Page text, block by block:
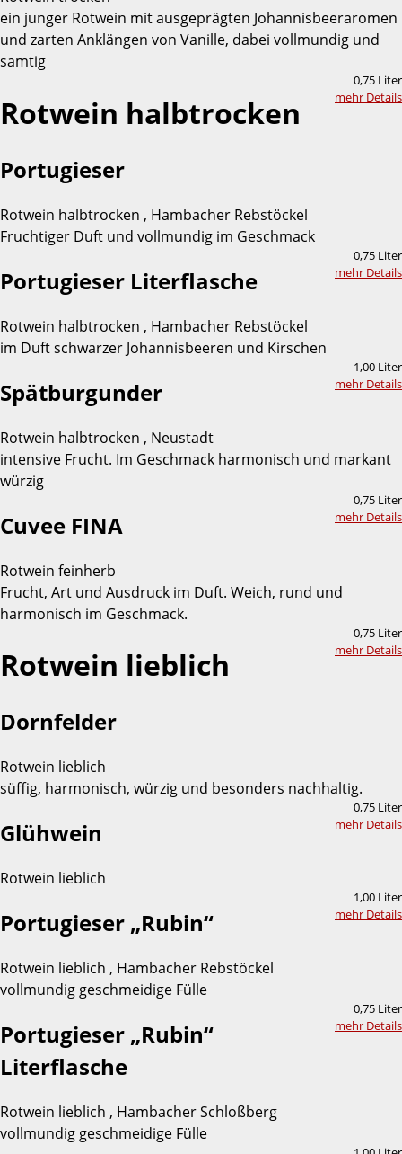
ein junger Rotwein mit ausgeprägten Johannisbeeraromen
und zarten Anklängen von Vanille, dabei vollmundig und
samtig
0,75 Liter
mehr Details
Rotwein halbtrocken
Portugieser
Rotwein halbtrocken , Hambacher Rebstöckel
Fruchtiger Duft und vollmundig im Geschmack
0,75 Liter
mehr Details
Portugieser Literflasche
Rotwein halbtrocken , Hambacher Rebstöckel
im Duft schwarzer Johannisbeeren und Kirschen
1,00 Liter
mehr Details
Spätburgunder
Rotwein halbtrocken , Neustadt
intensive Frucht. Im Geschmack harmonisch und markant
würzig
0,75 Liter
mehr Details
Cuvee FINA
Rotwein feinherb
Frucht, Art und Ausdruck im Duft. Weich, rund und
harmonisch im Geschmack.
0,75 Liter
mehr Details
Rotwein lieblich
Dornfelder
Rotwein lieblich
süffig, harmonisch, würzig und besonders nachhaltig.
0,75 Liter
mehr Details
Glühwein
Rotwein lieblich
1,00 Liter
mehr Details
Portugieser „Rubin“
Rotwein lieblich , Hambacher Rebstöckel
vollmundig geschmeidige Fülle
0,75 Liter
mehr Details
Portugieser „Rubin“
Literflasche
Rotwein lieblich , Hambacher Schloßberg
vollmundig geschmeidige Fülle